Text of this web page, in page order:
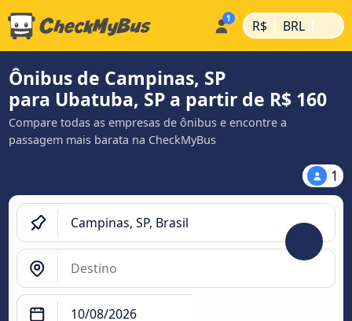
R$ | BRL |
Ônibus de Campinas, SP
para Ubatuba, SP a partir de R$ 160
Compare todas as empresas de ônibus e encontre a
passagem mais barata na CheckMyBus
1